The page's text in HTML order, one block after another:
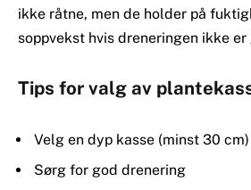
ikke råtne, men de holder på
soppvekst hvis dreneringen ikke er
Tips for valg av
Velg en dyp kasse (minst 30 cm)
Sørg for god drenering